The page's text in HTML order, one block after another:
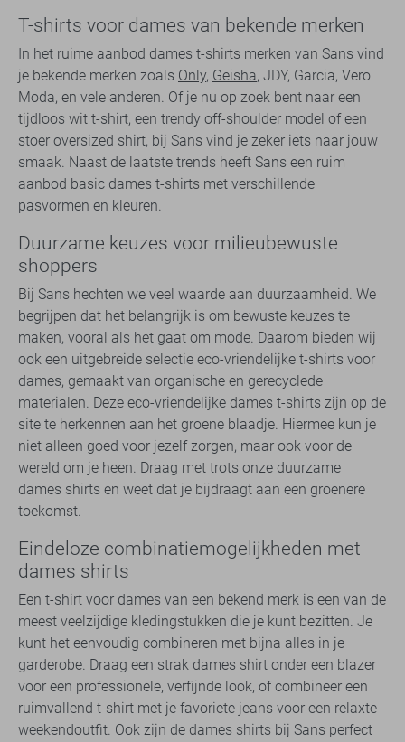
T-shirts voor dames van bekende merken
In het ruime aanbod dames t-shirts merken van Sans vind
je bekende merken zoals Only, Geisha, JDY, Garcia, Vero
Moda, en vele anderen. Of je nu op zoek bent naar een
tijdloos wit t-shirt, een trendy off-shoulder model of een
stoer oversized shirt, bij Sans vind je zeker iets naar jouw
smaak. Naast de laatste trends heeft Sans een ruim
aanbod basic dames t-shirts met verschillende
pasvormen en kleuren.
Duurzame keuzes voor milieubewuste
shoppers
Bij Sans hechten we veel waarde aan duurzaamheid. We
begrijpen dat het belangrijk is om bewuste keuzes te
maken, vooral als het gaat om mode. Daarom bieden wij
ook een uitgebreide selectie eco-vriendelijke t-shirts voor
dames, gemaakt van organische en gerecyclede
materialen. Deze eco-vriendelijke dames t-shirts zijn op de
site te herkennen aan het groene blaadje. Hiermee kun je
niet alleen goed voor jezelf zorgen, maar ook voor de
wereld om je heen. Draag met trots onze duurzame
dames shirts en weet dat je bijdraagt aan een groenere
toekomst.
Eindeloze combinatiemogelijkheden met
dames shirts
Een t-shirt voor dames van een bekend merk is een van de
meest veelzijdige kledingstukken die je kunt bezitten. Je
kunt het eenvoudig combineren met bijna alles in je
garderobe. Draag een strak dames shirt onder een blazer
voor een professionele, verfijnde look, of combineer een
ruimvallend t-shirt met je favoriete jeans voor een relaxte
weekendoutfit. Ook zijn de dames shirts bij Sans perfect